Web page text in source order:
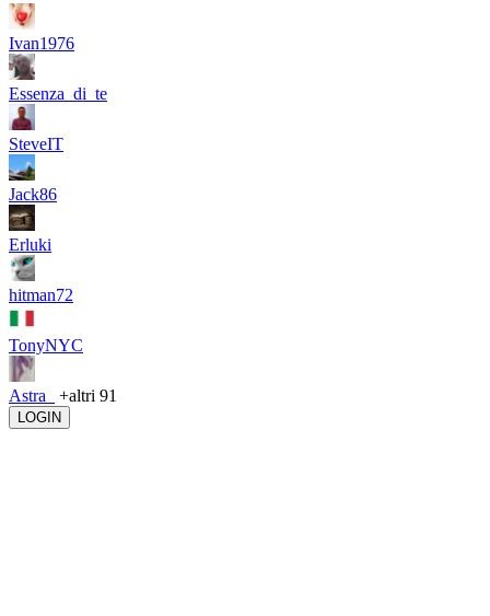
Ivan1976
Essenza_di_te
SteveIT
Jack86
Erluki
hitman72
TonyNYC
Astra_ +altri 91
LOGIN